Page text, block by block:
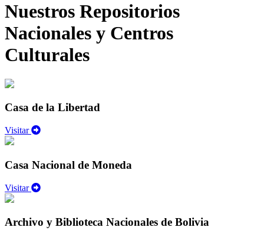
Nuestros Repositorios
Nacionales y Centros
Culturales
Casa de la Libertad
Visitar
Casa Nacional de Moneda
Visitar
Archivo y Biblioteca Nacionales de Bolivia